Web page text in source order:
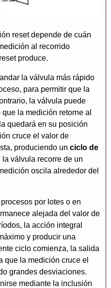
reset depende de cuán
al recorrido
produce.
la válvula más rápido
para permitir que la
la válvula puede
la medición retorne al
quedará en su posición
cruce el valor de
produciendo un ciclo de
válvula recorre de un
oscila alrededor del
por lotes o en
alejada del valor de
la acción integral
y producir una
ciclo comienza, la salida
que la medición cruce el
grandes desviaciones.
mediante la inclusión